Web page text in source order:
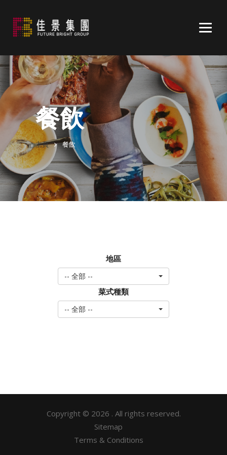
餐飲
主頁 餐飲
地區
-- 全部 --
菜式種類
-- 全部 --
Copyright © 2026 . All rights reserved.
Sitemap
Terms & Conditions